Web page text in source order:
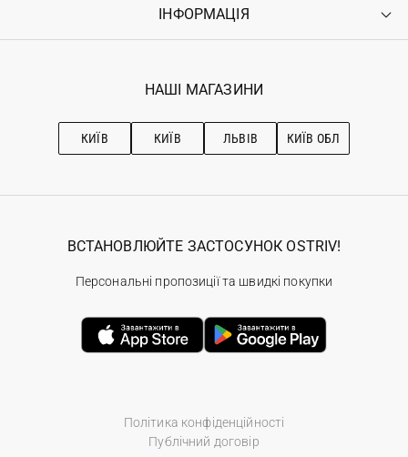
Повернення
Гарантія
Увійти
Ostriv Club+
ІНФОРМАЦІЯ
Наші магазини
Рекомендації з догляду
НАШІ МАГАЗИНИ
КИЇВ КИЇВ ЛЬВІВ КИЇВ ОБЛ
Політика конфіденційності
Публічний договір
ВСТАНОВЛЮЙТЕ ЗАСТОСУНОК OSTRIV!
Персональні пропозиції та швидкі покупки